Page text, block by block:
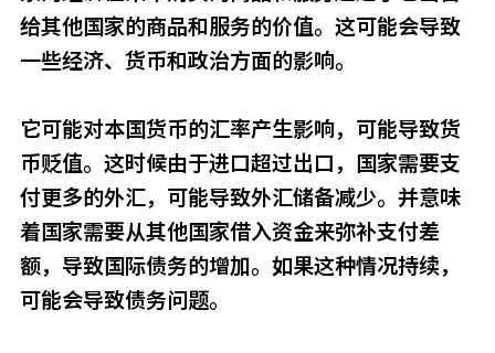
给其他国家的商品和服务的价值。这可能会导致
一些经济、货币和政治方面的影响。
它可能对本国货币的汇率产生影响，可能导致货
币贬值。这时候由于进口超过出口，国家需要支
付更多的外汇，可能导致外汇储备减少。并意味
着国家需要从其他国家借入资金来弥补支付差
额，导致国际债务的增加。如果这种情况持续，
可能会导致债务问题。